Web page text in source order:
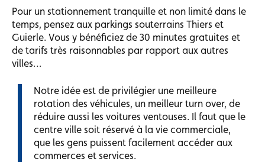
Pour un stationnement tranquille et non limité dans le
temps, pensez aux parkings souterrains Thiers et
Guierle. Vous y bénéficiez de 30 minutes gratuites et
de tarifs très raisonnables par rapport aux autres
villes…
Notre idée est de privilégier une meilleure
rotation des véhicules, un meilleur turn over, de
réduire aussi les voitures ventouses. Il faut que le
centre ville soit réservé à la vie commerciale,
que les gens puissent facilement accéder aux
commerces et services.